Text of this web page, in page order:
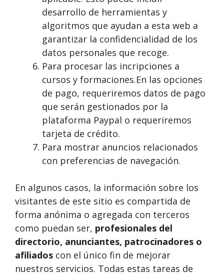
desarrollo de herramientas y
algoritmos que ayudan a esta web a
garantizar la confidencialidad de los
datos personales que recoge.
Para procesar las incripciones a
cursos y formaciones.En las opciones
de pago, requeriremos datos de pago
que serán gestionados por la
plataforma Paypal o requeriremos
tarjeta de crédito.
Para mostrar anuncios relacionados
con preferencias de navegación.
En algunos casos, la información sobre los
visitantes de este sitio es compartida de
forma anónima o agregada con terceros
como puedan ser, profesionales del
directorio, anunciantes, patrocinadores o
afiliados con el único fin de mejorar
nuestros servicios. Todas estas tareas de